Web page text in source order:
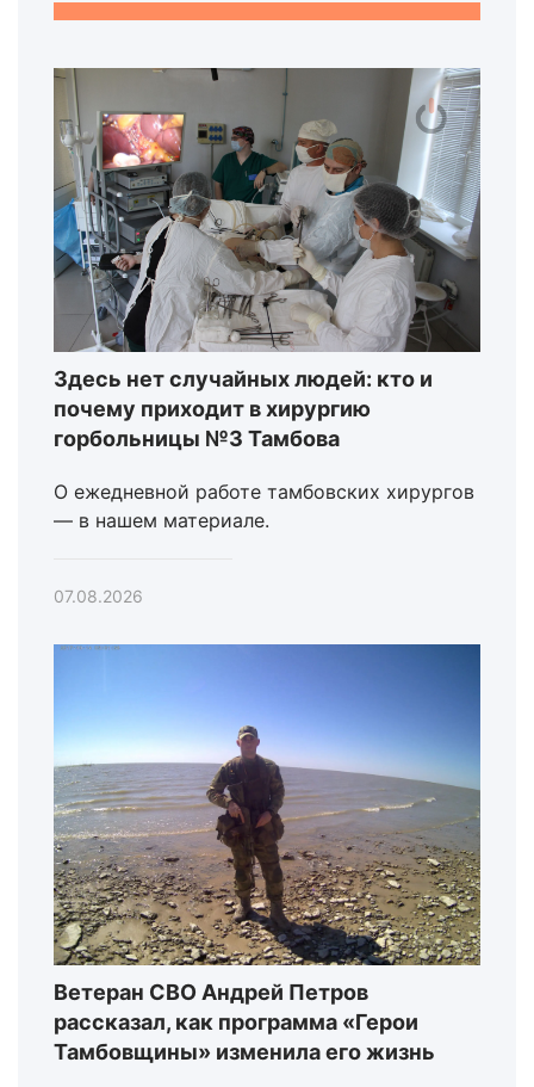
Здесь нет случайных людей: кто и
почему приходит в хирургию
горбольницы №3 Тамбова
О ежедневной работе тамбовских хирургов
— в нашем материале.
07.08.2026
Ветеран СВО Андрей Петров
рассказал, как программа «Герои
Тамбовщины» изменила его жизнь